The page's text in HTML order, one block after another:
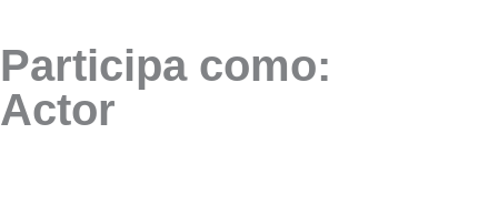
Participa como:
Actor